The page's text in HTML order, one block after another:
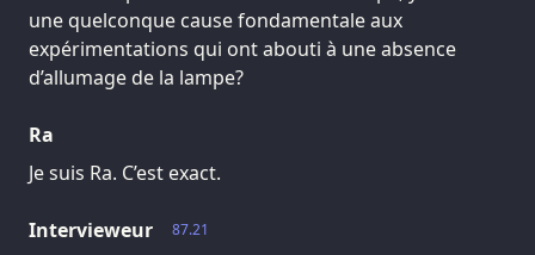
une quelconque cause fondamentale aux
expérimentations qui ont abouti à une absence
d’allumage de la lampe?
Ra
Je suis Ra. C’est exact.
87.21
Intervieweur